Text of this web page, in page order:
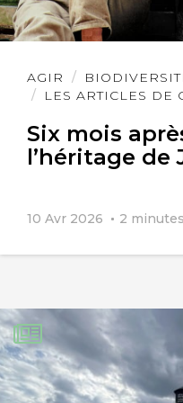
AGIR
LES ARTICLES DE
Six mois
l’héritage de
10 Avr 2026 2 minutes
Lire
l'article